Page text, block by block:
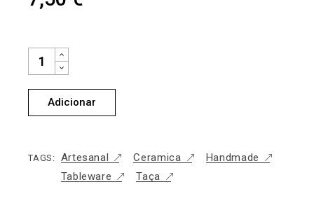
TAÇA MOLHOS QUANTIDADE
Adicionar
TAGS: Artesanal Ceramica
Handmade
Tableware
Taça